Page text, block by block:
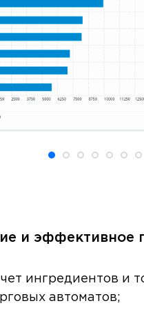
и эффективное
ингредиентов и
автоматов;